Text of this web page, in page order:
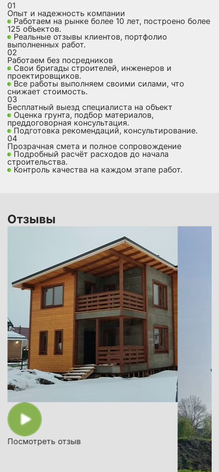
01
Опыт и надежность компании
Работаем на рынке более 10 лет, построено более
125 объектов.
Реальные отзывы клиентов, портфолио
выполненных работ.
02
Работаем без посредников
Свои бригады строителей, инженеров и
проектировщиков.
Все работы выполняем своими силами, что
снижает стоимость.
03
Бесплатный выезд специалиста на объект
Оценка грунта, подбор материалов,
преддоговорная консультация.
Подготовка рекомендаций, консультирование.
04
Прозрачная смета и полное сопровождение
Подробный расчёт расходов до начала
строительства.
Контроль качества на каждом этапе работ.
Отзывы
Посмотреть отзыв